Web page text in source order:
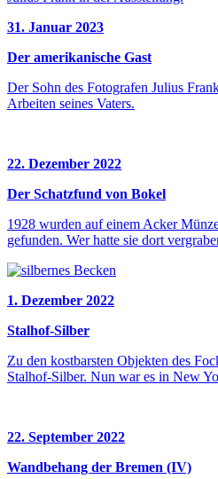
31. Januar 2023
Der amerikanische Gast
Der Sohn des Fotografen Julius
Arbeiten seines Vaters.
22. Dezember 2022
Der Schatzfund von Bokel
1928 wurden auf einem Acker
gefunden. Wer hatte sie dort
1. Dezember 2022
Stalhof-Silber
Zu den kostbarsten Objekten des
Stalhof-Silber. Nun war es in New
22. September 2022
Wandbehang der Bremen (IV)